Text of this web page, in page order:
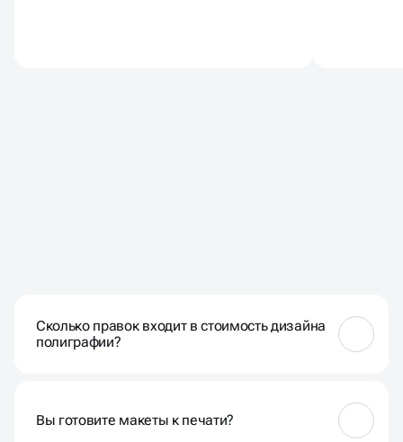
Сколько правок входит в стоимость дизайна
полиграфии?
Вы готовите макеты к печати?